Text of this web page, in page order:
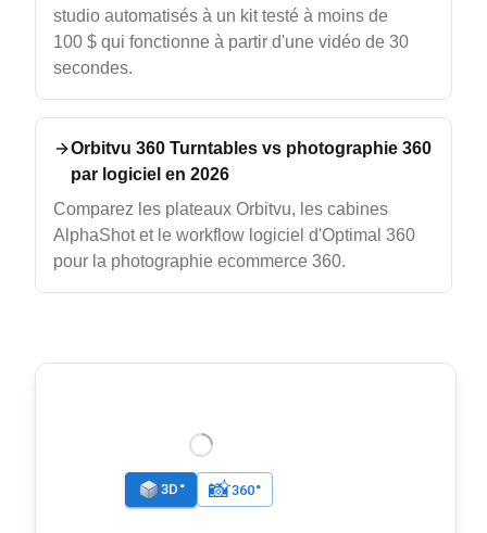
studio automatisés à un kit testé à moins de
100 $ qui fonctionne à partir d'une vidéo de 30
secondes.
Orbitvu 360 Turntables vs photographie 360
par logiciel en 2026
Comparez les plateaux Orbitvu, les cabines
AlphaShot et le workflow logiciel d'Optimal 360
pour la photographie ecommerce 360.